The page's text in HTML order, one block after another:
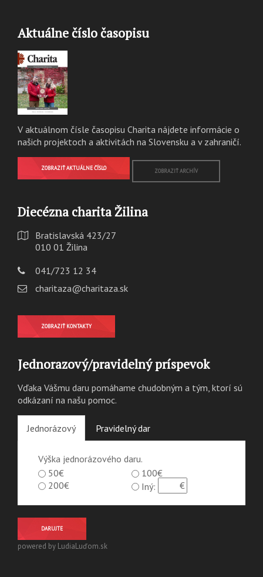
Aktuálne číslo časopisu
V aktuálnom čísle časopisu Charita nájdete informácie o
našich projektoch a aktivitách na Slovensku a v zahraničí.
ZOBRAZIŤ AKTUÁLNE ČÍSLO ZOBRAZIŤ ARCHÍV
Diecézna charita Žilina
Bratislavská 423/27
010 01 Žilina
041/723 12 34
charitaza@charitaza.sk
ZOBRAZIŤ KONTAKTY
Jednorazový/pravidelný príspevok
Vďaka Vášmu daru pomáhame chudobným a tým, ktorí sú
odkázaní na našu pomoc.
Jednorázový Pravidelný dar
Výška jednorázového daru.
50€
100€
200€
Iný:
DARUJTE
powered by LudiaLuďom.sk